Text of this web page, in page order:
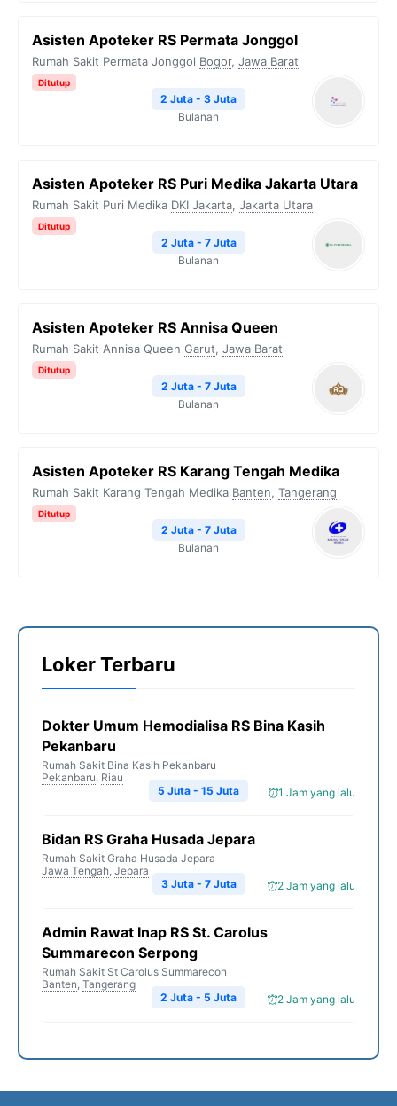
Asisten Apoteker RS Permata Jonggol
Rumah Sakit Permata Jonggol Bogor, Jawa Barat
Ditutup
2 Juta - 3 Juta
Bulanan
Asisten Apoteker RS Puri Medika Jakarta Utara
Rumah Sakit Puri Medika DKI Jakarta, Jakarta Utara
Ditutup
2 Juta - 7 Juta
Bulanan
Asisten Apoteker RS Annisa Queen
Rumah Sakit Annisa Queen Garut, Jawa Barat
Ditutup
2 Juta - 7 Juta
Bulanan
Asisten Apoteker RS Karang Tengah Medika
Rumah Sakit Karang Tengah Medika Banten, Tangerang
Ditutup
2 Juta - 7 Juta
Bulanan
Loker Terbaru
Dokter Umum Hemodialisa RS Bina Kasih
Pekanbaru
Rumah Sakit Bina Kasih Pekanbaru
Pekanbaru, Riau
1 Jam yang lalu
5 Juta - 15 Juta
Bidan RS Graha Husada Jepara
Rumah Sakit Graha Husada Jepara
Jawa Tengah, Jepara
2 Jam yang lalu
3 Juta - 7 Juta
Admin Rawat Inap RS St. Carolus
Summarecon Serpong
Rumah Sakit St Carolus Summarecon
Banten, Tangerang
2 Jam yang lalu
2 Juta - 5 Juta